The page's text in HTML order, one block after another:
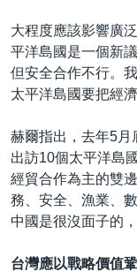
大程度應該影響廣
平洋島國是一個新
但安全合作不行。
太平洋島國要把經
赫爾指出，去年5月
出訪10個太平洋島
經貿合作為主的雙
務、安全、漁業、
中國是很沒面子的
台灣應以戰略價值